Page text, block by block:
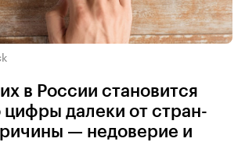
в России становится
далеки от стран-
— недоверие и